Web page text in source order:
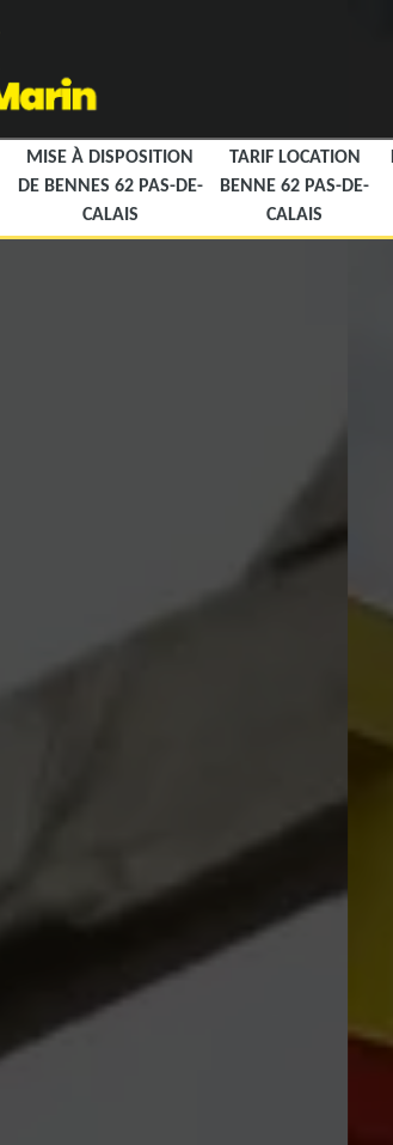
MISE À DISPOSITION
DE BENNES 62 PAS-DE-
CALAIS
TARIF LOCATION
BENNE 62 PAS-DE-
CALAIS